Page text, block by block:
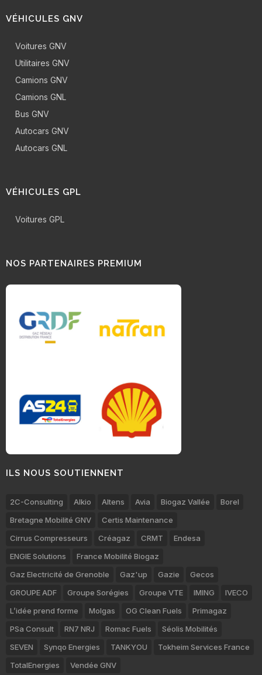
VÉHICULES GNV
Voitures GNV
Utilitaires GNV
Camions GNV
Camions GNL
Bus GNV
Autocars GNV
Autocars GNL
VÉHICULES GPL
Voitures GPL
NOS PARTENAIRES PREMIUM
ILS NOUS SOUTIENNENT
2C-Consulting Alkio Altens Avia Biogaz Vallée
Borel
Bretagne Mobilité GNV
Certis Maintenance
Cirrus Compresseurs
Créagaz CRMT
Endesa
ENGIE Solutions
France Mobilité Biogaz
Gaz Electricité de Grenoble
Gaz'up Gazie
Gecos
GROUPE ADF
Groupe Sorégies Groupe VTE IMING
IVECO
L’idée prend forme
Molgas OG Clean Fuels
Primagaz
PSa Consult
RN7 NRJ Romac Fuels
Séolis Mobilités
SEVEN
Synqo Energies TANKYOU
Tokheim Services France
TotalEnergies
Vendée GNV